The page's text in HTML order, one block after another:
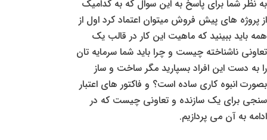
به نظر شما برای پاسخ به این سوال که به کدامیک
از پروژه های پیش فروش میتوان اعتماد کرد اول از
همه باید ببینید که ماهیت این کار در قالب یک
تعاونی ناشناخته چیست و چرا باید شما سرمایه تان
را به دست این افراد بسپارید مگر ساخت و ساز
بصورت انبوه کاری ساده است؟ و فاکتور های اعتبار
سنجی برای یک سازنده و تعاونی چیست که در
ادامه به آن می پردازیم.